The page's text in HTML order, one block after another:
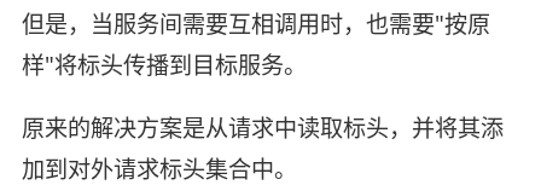
但是，当服务间需要互相调用时，也需要"按原
样"将标头传播到目标服务。
原来的解决方案是从请求中读取标头，并将其添
加到对外请求标头集合中。